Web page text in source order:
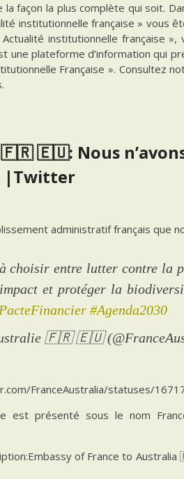
façon la plus complète qui soit.
institutionnelle française » vous
institutionnelle française
une plateforme d’information qui
Française ». Consultez
🇪🇺: Nous
|Twitter
administratif français que
à choisir entre lutter contre la
et protéger la
#Agenda2030
🇫🇷 🇪🇺
FranceAustralia/statuses/
est présenté sous le nom
of France to